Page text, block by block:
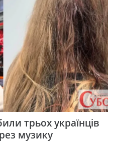
трьох українців
музику